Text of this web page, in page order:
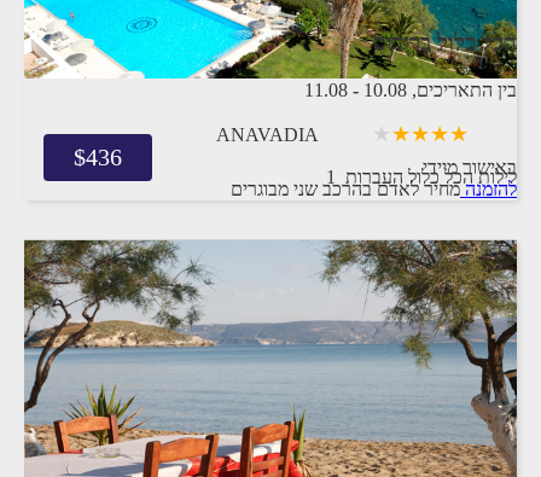
הכל כלול ברודוס
בין התאריכים, -
11.08
ANAVADIA
1 לילותהכל כלול העברות באישור מיידי $436
להזמנהמחיר לאדם בהרכב שני מבוגרים